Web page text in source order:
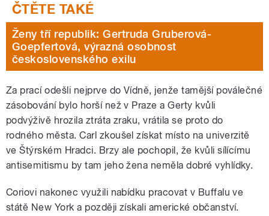
Ženy tří republik: Gertruda Gruberová-
Goepfertová, výrazná osobnost
československého exilu
Za prací odešli nejprve do Vídně, jenže tamější poválečné
zásobování bylo horší než v Praze a Gerty kvůli
podvýživě hrozila ztráta zraku, vrátila se proto do
rodného města. Carl zkoušel získat místo na univerzitě
ve Štýrském Hradci. Brzy ale pochopil, že kvůli sílícímu
antisemitismu by tam jeho žena neměla dobré vyhlídky.
Coriovi nakonec využili nabídku pracovat v Buffalu ve
státě New York a později získali americké občanství.